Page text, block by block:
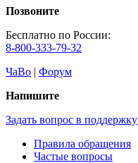
Позвоните
Бесплатно по России:
8-800-333-79-32
ЧаВо | Форум
Напишите
Задать вопрос в поддержку
Правила обращения
Частые вопросы